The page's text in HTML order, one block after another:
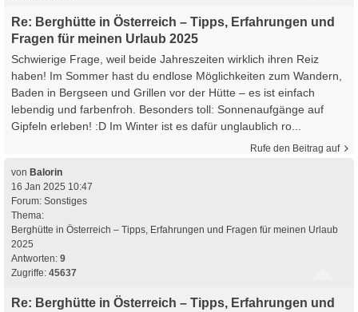
Re: Berghütte in Österreich – Tipps, Erfahrungen und
Fragen für meinen Urlaub 2025
Schwierige Frage, weil beide Jahreszeiten wirklich ihren Reiz
haben! Im Sommer hast du endlose Möglichkeiten zum Wandern,
Baden in Bergseen und Grillen vor der Hütte – es ist einfach
lebendig und farbenfroh. Besonders toll: Sonnenaufgänge auf
Gipfeln erleben! :D Im Winter ist es dafür unglaublich ro...
Rufe den Beitrag auf
von Balorin
16 Jan 2025 10:47
Forum: Sonstiges
Thema:
Berghütte in Österreich – Tipps, Erfahrungen und Fragen für meinen Urlaub
2025
Antworten: 9
Zugriffe: 45637
Re: Berghütte in Österreich – Tipps, Erfahrungen und